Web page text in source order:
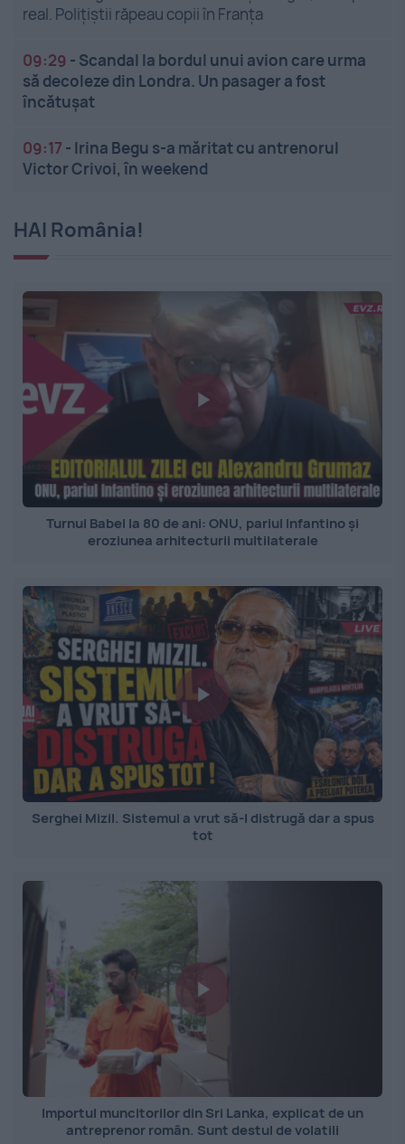
real. Polițiștii răpeau copii în Franța
09:29 - Scandal la bordul unui avion care urma
să decoleze din Londra. Un pasager a fost
încătușat
09:17 - Irina Begu s-a măritat cu antrenorul
Victor Crivoi, în weekend
HAI România!
Turnul Babel la 80 de ani: ONU, pariul Infantino și
eroziunea arhitecturii multilaterale
Serghei Mizil. Sistemul a vrut să-l distrugă dar a spus
tot
Importul muncitorilor din Sri Lanka, explicat de un
antreprenor român. Sunt destul de volatili